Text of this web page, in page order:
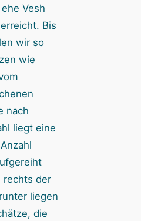
Vesh
Bis
wir so
wie
nach
liegt eine
rechts der
liegen
die